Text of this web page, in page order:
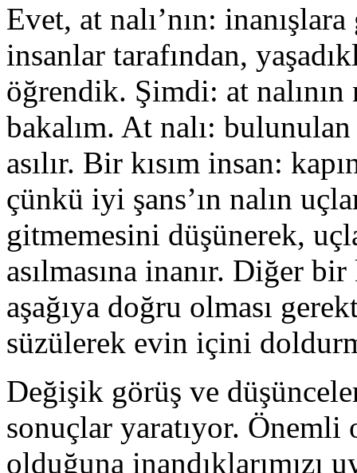
Evet, at nalı’nın:
insanlar tarafından,
öğrendik. Şimdi: at nalının
bakalım. At nalı:
asılır. Bir kısım insan:
çünkü iyi şans’ın nalın
gitmemesini düşünerek,
asılmasına inanır. Diğer
aşağıya doğru olması
süzülerek evin içini
Değişik görüş ve
sonuçlar yaratıyor.
olduğuna inandıklarımızı